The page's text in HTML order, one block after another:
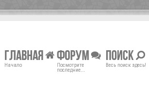
Главная
Начало
Форум
Посмотрите
последние...
Поиск
Весь поиск здесь!